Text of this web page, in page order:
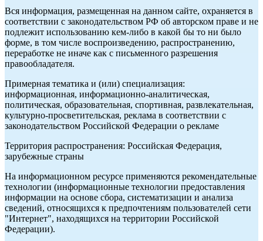
Вся информация, размещенная на данном сайте, охраняется в
соответствии с законодательством РФ об авторском праве и не
подлежит использованию кем-либо в какой бы то ни было
форме, в том числе воспроизведению, распространению,
переработке не иначе как с письменного разрешения
правообладателя.
Примерная тематика и (или) специализация:
информационная, информационно-аналитическая,
политическая, образовательная, спортивная, развлекательная,
культурно-просветительская, реклама в соответствии с
законодательством Российской Федерации о рекламе
Территория распространения: Российская Федерация,
зарубежные страны
На информационном ресурсе применяются рекомендательные
технологии (информационные технологии предоставления
информации на основе сбора, систематизации и анализа
сведений, относящихся к предпочтениям пользователей сети
"Интернет", находящихся на территории Российской
Федерации).